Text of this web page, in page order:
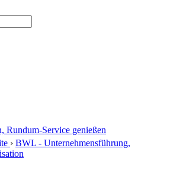
Rundum-Service genießen
› BWL - Unternehmensführung,